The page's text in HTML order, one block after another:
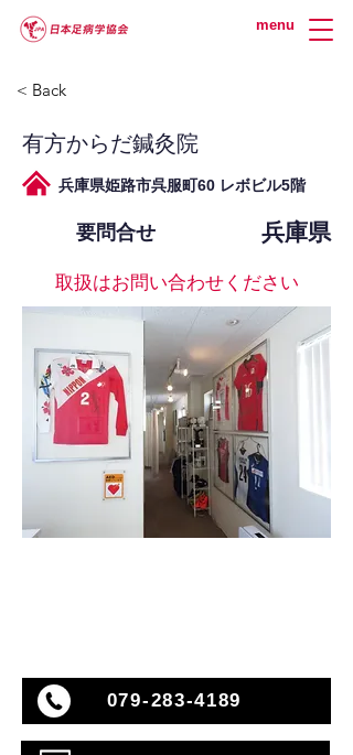
menu
< Back
有方からだ鍼灸院
兵庫県姫路市呉服町60 レボビル5階
要問合せ 兵庫県
取扱はお問い合わせください
079-283-4189